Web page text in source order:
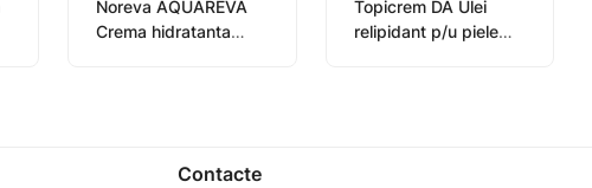
celulară și stimulează producția de colagen.
pentru a obișnui pielea. Creșteți treptat
Noreva AQUAREVA
Crema hidratanta
Topicrem DA Ulei
relipidant p/u piele
Contacte